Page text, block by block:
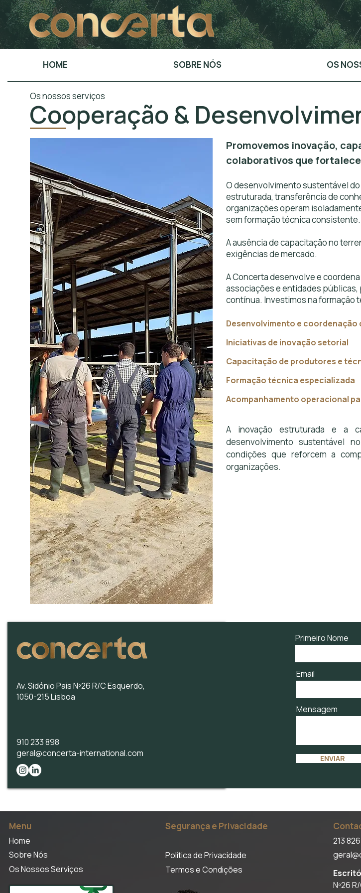
HOME SOBRE NÓS OS
Os nossos serviços
Cooperação &
Promovemos inovação,
colaborativos que
O desenvolvimento sustentável
estruturada, transferência de
organizações operam
sem formação técnica consistente.
A ausência de capacitação no
exigências de mercado.
A Concerta desenvolve e
associações e entidades
contínua. Investimos na formação
Desenvolvimento e
Iniciativas de inovação setorial
Capacitação de produtores e
Formação técnica especializada
Acompanhamento operacional
A inovação estruturada e a
desenvolvimento sustentável
condições que reforcem a
organizações.
Av. Sidónio Pais Nº26 R/C Esquerdo,
1050-215 Lisboa
910 233 898
geral@concerta-international.com
Primeiro Nome
Email
Mensagem
ENVIAR
Menu
Home
Sobre Nós
Os Nossos Serviços
Segurança e Privacidade
Política de Privacidade
Termos e Condições
213
Nº26